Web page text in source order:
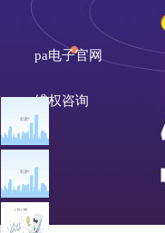
pa电子官网
维权咨询
文章点击排行
重大突发公共卫生事件一
2020广东省守合同重信用企